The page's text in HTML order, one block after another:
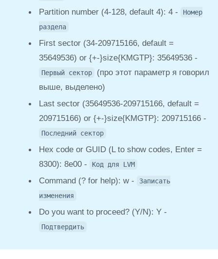
Partition number (4-128, default 4): 4 -
Номер
раздела
First sector (34-209715166, default =
35649536) or {+-}size{KMGTP}: 35649536 -
Первый сектор
(про этот параметр я говорил
выше, выделено)
Last sector (35649536-209715166, default =
209715166) or {+-}size{KMGTP}: 209715166 -
Последний сектор
Hex code or GUID (L to show codes, Enter =
8300): 8e00 -
Код для LVM
Command (? for help): w -
Записать
изменения
Do you want to proceed? (Y/N): Y -
Подтвердить